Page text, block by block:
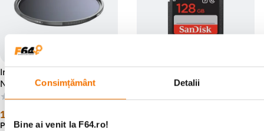
Consimțământ Detalii
Bine ai venit la F64.ro!
Irix Filtru Densitate Neutra
ND8 52mm
149
Preț anterior:15999 lei
de Memorie SD 128GB